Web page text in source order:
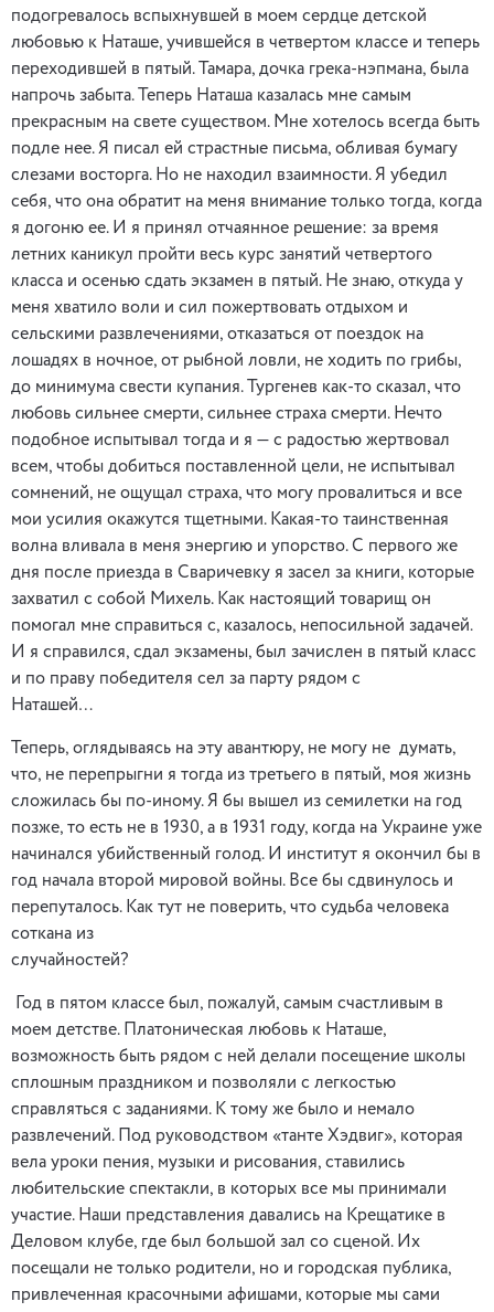
подогревалось вспыхнувшей в моем сердце детской
любовью к Наташе, учившейся в четвертом классе и теперь
переходившей в пятый. Тамара, дочка грека-нэпмана, была
напрочь забыта. Теперь Наташа казалась мне самым
прекрасным на свете существом. Мне хотелось всегда быть
подле нее. Я писал ей страстные письма, обливая бумагу
слезами восторга. Но не находил взаимности. Я убедил
себя, что она обратит на меня внимание только тогда, когда
я догоню ее. И я принял отчаянное решение: за время
летних каникул пройти весь курс занятий четвертого
класса и осенью сдать экзамен в пятый. Не знаю, откуда у
меня хватило воли и сил пожертвовать отдыхом и
сельскими развлечениями, отказаться от поездок на
лошадях в ночное, от рыбной ловли, не ходить по грибы,
до минимума свести купания. Тургенев как-то сказал, что
любовь сильнее смерти, сильнее страха смерти. Нечто
подобное испытывал тогда и я — с радостью жертвовал
всем, чтобы добиться поставленной цели, не испытывал
сомнений, не ощущал страха, что могу провалиться и все
мои усилия окажутся тщетными. Какая-то таинственная
волна вливала в меня энергию и упорство. С первого же
дня после приезда в Сваричевку я засел за книги, которые
захватил с собой Михель. Как настоящий товарищ он
помогал мне справиться с, казалось, непосильной задачей.
И я справился, сдал экзамены, был зачислен в пятый класс
и по праву победителя сел за парту рядом с
Наташей…
Теперь, оглядываясь на эту авантюру, не могу не думать,
что, не перепрыгни я тогда из третьего в пятый, моя жизнь
сложилась бы по-иному. Я бы вышел из семилетки на год
позже, то есть не в 1930, а в 1931 году, когда на Украине уже
начинался убийственный голод. И институт я окончил бы в
год начала второй мировой войны. Все бы сдвинулось и
перепуталось. Как тут не поверить, что судьба человека
соткана из
случайностей?
Год в пятом классе был, пожалуй, самым счастливым в
моем детстве. Платоническая любовь к Наташе,
возможность быть рядом с ней делали посещение школы
сплошным праздником и позволяли с легкостью
справляться с заданиями. К тому же было и немало
развлечений. Под руководством «танте Хэдвиг», которая
вела уроки пения, музыки и рисования, ставились
любительские спектакли, в которых все мы принимали
участие. Наши представления давались на Крещатике в
Деловом клубе, где был большой зал со сценой. Их
посещали не только родители, но и городская публика,
привлеченная красочными афишами, которые мы сами